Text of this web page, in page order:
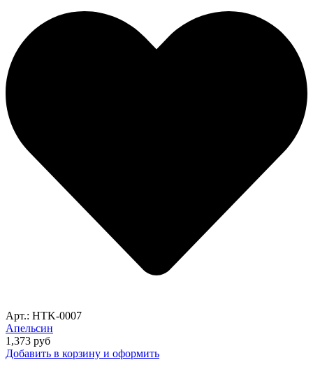
Арт.: HTK-0007
Апельсин
1,373 руб
Добавить в корзину и оформить